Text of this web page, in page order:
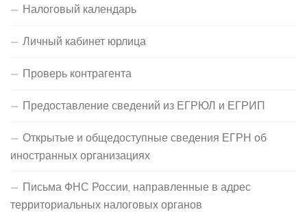
Налоговый календарь
Личный кабинет юрлица
Проверь контрагента
Предоставление сведений из ЕГРЮЛ и ЕГРИП
Открытые и общедоступные сведения ЕГРН об
иностранных организациях
Письма ФНС России, направленные в адрес
территориальных налоговых органов